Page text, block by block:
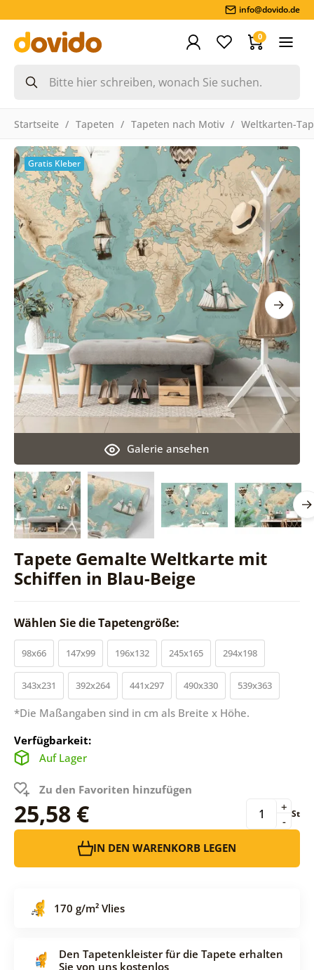
info@dovido.de
0
Startseite Tapeten Tapeten nach Motiv Weltkarten-
Tapete Gemalte Weltkarte mit
Schiffen in Blau-Beige
Galerie ansehen
Gratis Kleber
Wählen Sie die Tapetengröße:
98x66 147x99 196x132 245x165 294x198
343x231 392x264 441x297 490x330 539x363
*Die Maßangaben sind in cm als Breite x Höhe.
Verfügbarkeit:
Auf Lager
Zu den Favoriten hinzufügen
25,58 € -
+ St
IN DEN WARENKORB LEGEN
170 g/m² Vlies
Den Tapetenkleister für die Tapete erhalten
Sie von uns kostenlos